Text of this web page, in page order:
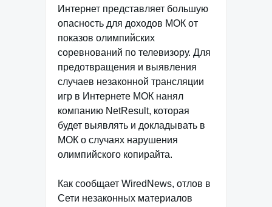
Интернет представляет большую
опасность для доходов МОК от
показов олимпийских
соревнований по телевизору. Для
предотвращения и выявления
случаев незаконной трансляции
игр в Интернете МОК нанял
компанию NetResult, которая
будет выявлять и докладывать в
МОК о случаях нарушения
олимпийского копирайта.
Как сообщает WiredNews, отлов в
Сети незаконных материалов